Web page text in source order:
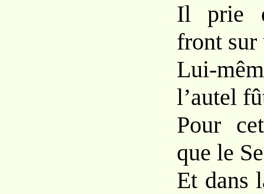
Il prie
front sur
Lui-
l’autel
Pour
que le
Et dans